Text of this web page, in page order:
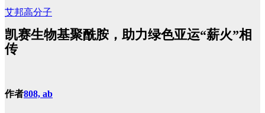
艾邦高分子
凯赛生物基聚酰胺，助力绿色亚运“薪火”相
传
作者808, ab